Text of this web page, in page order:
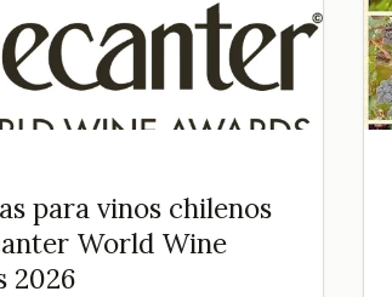
para vinos chilenos
World Wine
2026